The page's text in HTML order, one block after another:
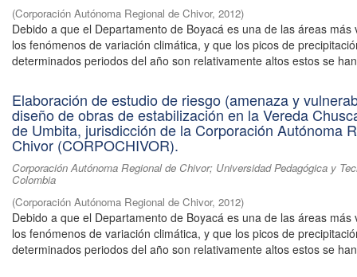
(Corporación Autónoma Regional de Chivor, 2012)
Debido a que el Departamento de Boyacá es una de las áreas más
los fenómenos de variación climática, y que los picos de
determinados periodos del año son relativamente altos estos se
Elaboración de estudio de riesgo (amenaza y
diseño de obras de estabilización en la Vereda
de Umbita, jurisdicción de la Corporación Autónoma
Chivor (CORPOCHIVOR).
Corporación Autónoma Regional de Chivor; Universidad Pedagógica y
Colombia
(Corporación Autónoma Regional de Chivor, 2012)
Debido a que el Departamento de Boyacá es una de las áreas más
los fenómenos de variación climática, y que los picos de
determinados periodos del año son relativamente altos estos se